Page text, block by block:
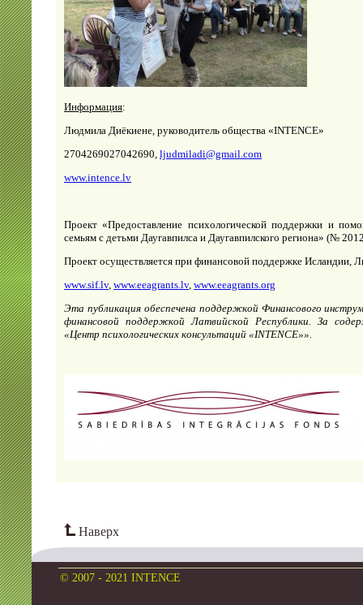
Информация:
Людмила Диёкиене, руководитель общества «INTENCE»
2704269027042690, ljudmiladi@gmail.com
www.intence.lv
Проект «Предоставление психологической поддержки и
семьям с детьми Даугавпилса и Даугавпилского региона» (№
Проект осуществляется при финансовой поддержке Исландии,
www.sif.lv, www.eeagrants.lv, www.eeagrants.org
Эта публикация обеспечена поддержкой Финансового
финансовой поддержкой Латвийской Республики. За
«Центр психологических консультаций «INTENCE»».
Наверх
© 2007 - 2021 INTENCE